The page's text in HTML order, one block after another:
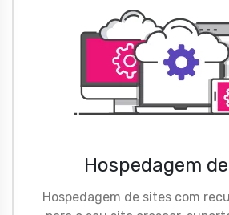
Hospedagem
Hospedagem de sites com